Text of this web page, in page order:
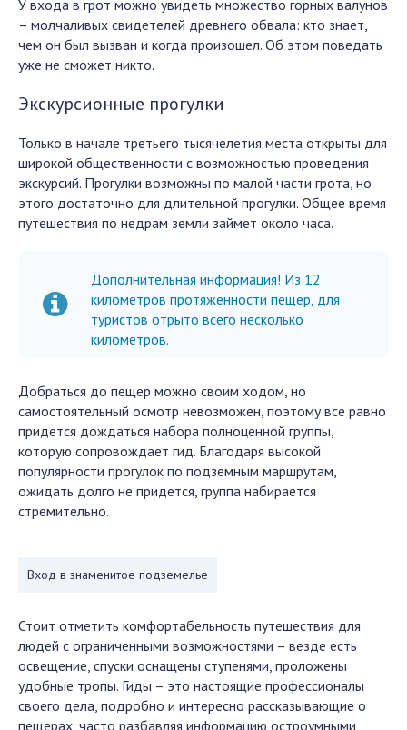
У входа в грот можно увидеть множество горных валунов
– молчаливых свидетелей древнего обвала: кто знает,
чем он был вызван и когда произошел. Об этом поведать
уже не сможет никто.
Экскурсионные прогулки
Только в начале третьего тысячелетия места открыты для
широкой общественности с возможностью проведения
экскурсий. Прогулки возможны по малой части грота, но
этого достаточно для длительной прогулки. Общее время
путешествия по недрам земли займет около часа.
Дополнительная информация! Из 12
километров протяженности пещер, для
туристов отрыто всего несколько
километров.
Добраться до пещер можно своим ходом, но
самостоятельный осмотр невозможен, поэтому все равно
придется дождаться набора полноценной группы,
которую сопровождает гид. Благодаря высокой
популярности прогулок по подземным маршрутам,
ожидать долго не придется, группа набирается
стремительно.
Вход в знаменитое подземелье
Стоит отметить комфортабельность путешествия для
людей с ограниченными возможностями – везде есть
освещение, спуски оснащены ступенями, проложены
удобные тропы. Гиды – это настоящие профессионалы
своего дела, подробно и интересно рассказывающие о
пещерах, часто разбавляя информацию остроумными,